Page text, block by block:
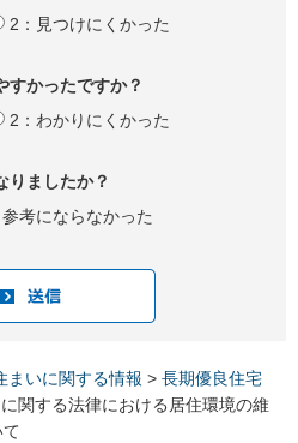
2：見つけにくかった
すかったですか？
2：わかりにくかった
りましたか？
考にならなかった
まいに関する情報 > 長期優良住宅
関する法律における居住環境の維